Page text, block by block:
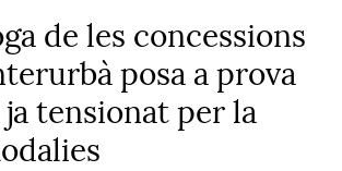
de les concessions
posa a prova
tensionat per la